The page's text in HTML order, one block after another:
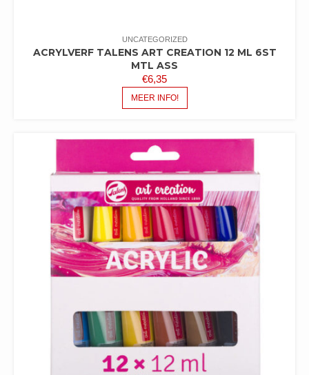
UNCATEGORIZED
ACRYLVERF TALENS ART CREATION 12 ML 6ST
MTL ASS
€6,35
MEER INFO!